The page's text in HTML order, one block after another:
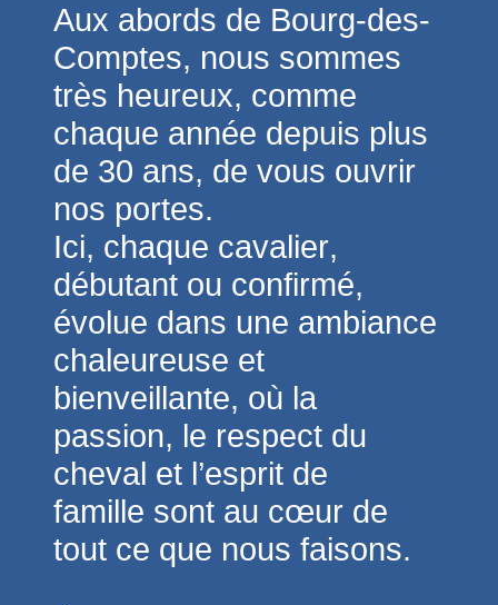
Aux abords de Bourg-des-
Comptes, nous sommes
très heureux, comme
chaque année depuis plus
de 30 ans, de vous ouvrir
nos portes.
Ici, chaque cavalier,
débutant ou confirmé,
évolue dans une ambiance
chaleureuse et
bienveillante, où la
passion, le respect du
cheval et l’esprit de
famille sont au cœur de
tout ce que nous faisons.